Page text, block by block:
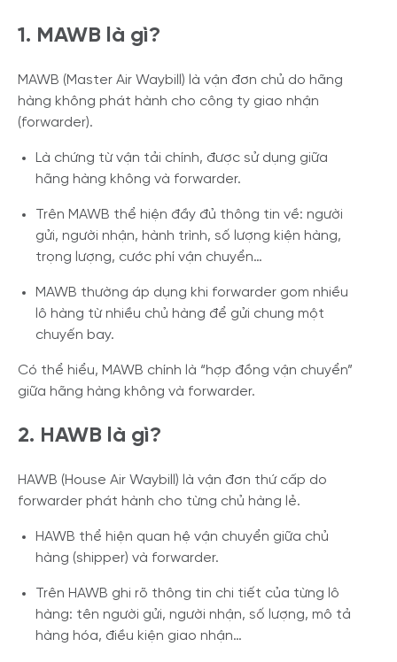
1. MAWB là gì?
MAWB (Master Air Waybill) là vận đơn chủ do hãng
hàng không phát hành cho công ty giao nhận
(forwarder).
Là chứng từ vận tải chính, được sử dụng giữa
hãng hàng không và forwarder.
Trên MAWB thể hiện đầy đủ thông tin về: người
gửi, người nhận, hành trình, số lượng kiện hàng,
trọng lượng, cước phí vận chuyển…
MAWB thường áp dụng khi forwarder gom nhiều
lô hàng từ nhiều chủ hàng để gửi chung một
chuyến bay.
Có thể hiểu, MAWB chính là “hợp đồng vận chuyển”
giữa hãng hàng không và forwarder.
2. HAWB là gì?
HAWB (House Air Waybill) là vận đơn thứ cấp do
forwarder phát hành cho từng chủ hàng lẻ.
HAWB thể hiện quan hệ vận chuyển giữa chủ
hàng (shipper) và forwarder.
Trên HAWB ghi rõ thông tin chi tiết của từng lô
hàng: tên người gửi, người nhận, số lượng, mô tả
hàng hóa, điều kiện giao nhận…